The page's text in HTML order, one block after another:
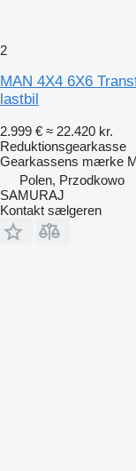
2
MAN 4X4 6X6
lastbil
2.999 € ≈ 22.420 kr.
Reduktionsgearkasse
Gearkassens mærke
Polen, Przodkowo
SAMURAJ
Kontakt sælgeren